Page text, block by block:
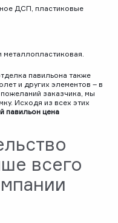
ДСП, пластиковые
металлопластиковая.
павильона также
и других элементов – в
заказчика, мы
Исходя из всех этих
павильон цена
всего